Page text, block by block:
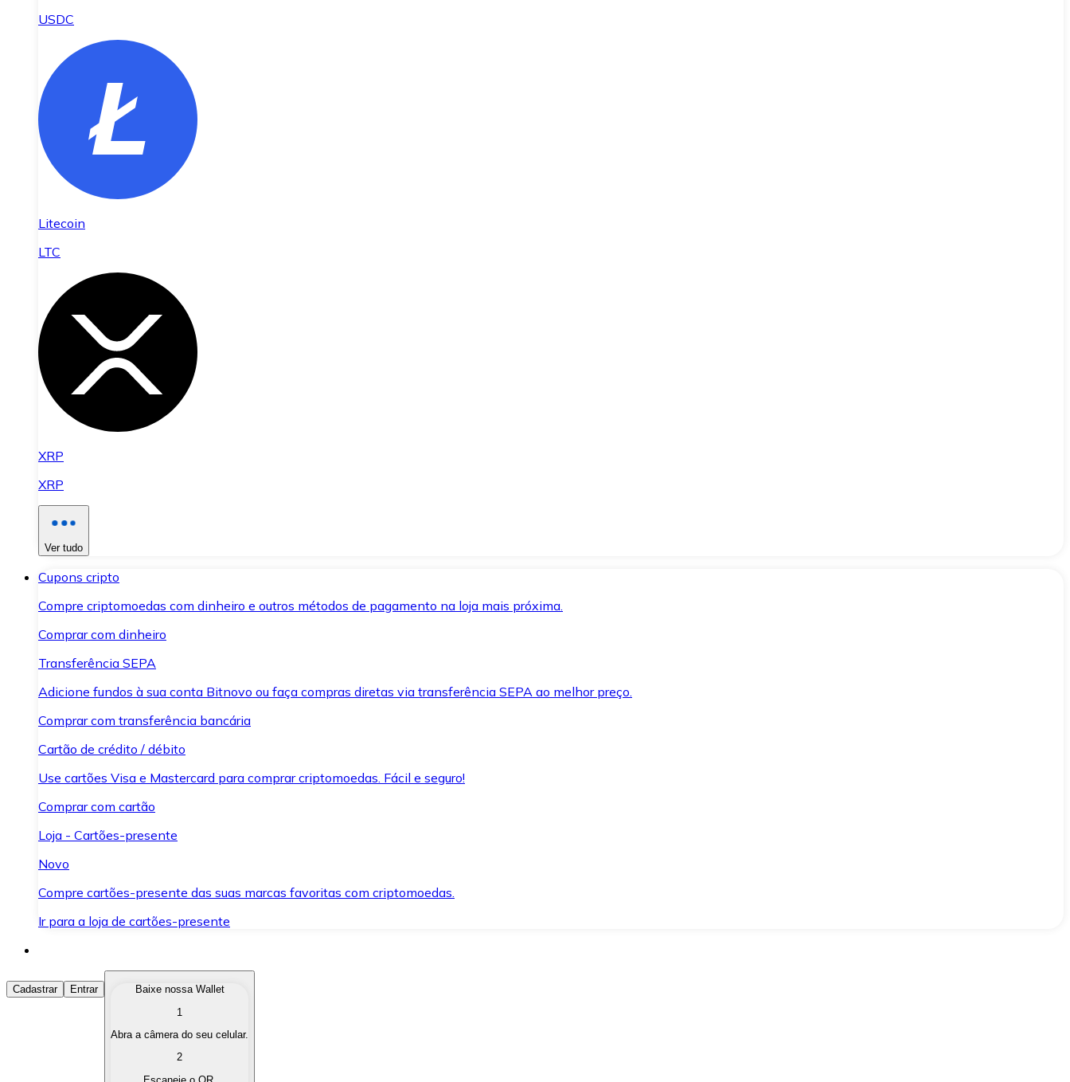
USDC
Litecoin
LTC
XRP
XRP
Ver tudo
Cupons cripto
Compre criptomoedas com dinheiro e outros métodos de pagamento na loja mais próxima.
Comprar com dinheiro
Transferência SEPA
Adicione fundos à sua conta Bitnovo ou faça compras diretas via transferência SEPA ao melhor preço.
Comprar com transferência bancária
Cartão de crédito / débito
Use cartões Visa e Mastercard para comprar criptomoedas. Fácil e seguro!
Comprar com cartão
Loja - Cartões-presente
Novo
Compre cartões-presente das suas marcas favoritas com criptomoedas.
Ir para a loja de cartões-presente
Comprar Criptomoedas
Compre as criptomoedas de seu interesse de forma rápida e segura.
Converta suas criptomoedas em moeda fiduciária quando precisar.
Cadastrar Entrar
Baixe nossa Wallet
1
Abra a câmera do seu celular.
2